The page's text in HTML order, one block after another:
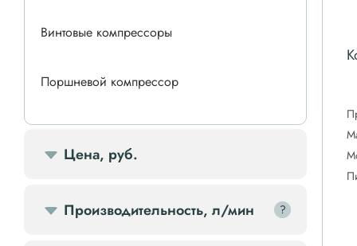
Винтовые компрессоры
Поршневой компрессор
Спиральные компрессоры
Цена, руб.
Производительность, л/мин ?
?